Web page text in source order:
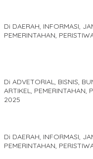
Di DAERAH, INFORMASI,
PEMERINTAHAN,
Di ADVETORIAL, BISNIS,
ARTIKEL, PEMERINTAHAN,
2025
Di DAERAH, INFORMASI,
PEMERINTAHAN,